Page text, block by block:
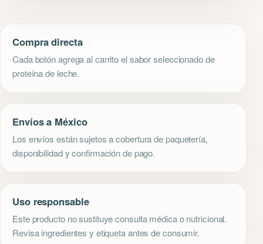
Compra directa
Cada botón agrega al carrito el sabor seleccionado de
proteína de leche.
Envíos a México
Los envíos están sujetos a cobertura de paquetería,
disponibilidad y confirmación de pago.
Uso responsable
Este producto no sustituye consulta médica o nutricional.
Revisa ingredientes y etiqueta antes de consumir.